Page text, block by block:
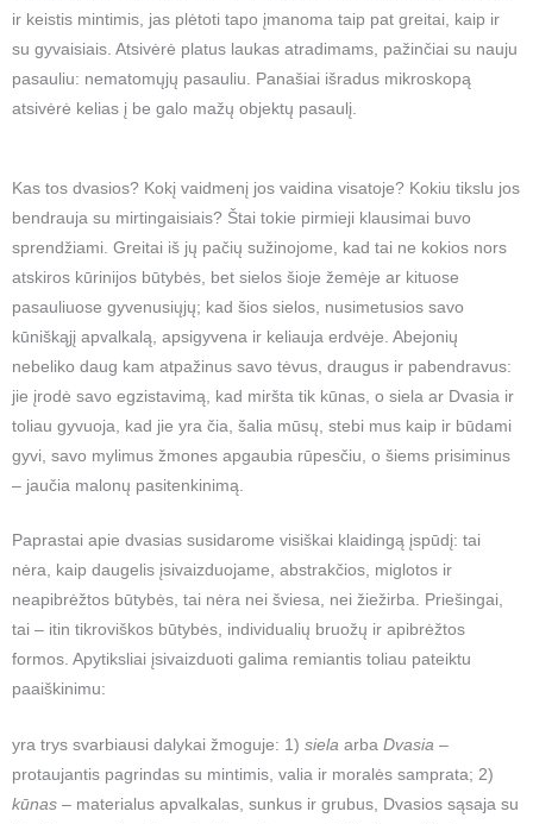
ir keistis mintimis, jas plėtoti tapo įmanoma taip pat greitai, kaip ir
su gyvaisiais. Atsivėrė platus laukas atradimams, pažinčiai su nauju
pasauliu: nematomųjų pasauliu. Panašiai išradus mikroskopą
atsivėrė kelias į be galo mažų objektų pasaulį.
Kas tos dvasios? Kokį vaidmenį jos vaidina visatoje? Kokiu tikslu jos
bendrauja su mirtingaisiais? Štai tokie pirmieji klausimai buvo
sprendžiami. Greitai iš jų pačių sužinojome, kad tai ne kokios nors
atskiros kūrinijos būtybės, bet sielos šioje žemėje ar kituose
pasauliuose gyvenusiųjų; kad šios sielos, nusimetusios savo
kūniškąjį apvalkalą, apsigyvena ir keliauja erdvėje. Abejonių
nebeliko daug kam atpažinus savo tėvus, draugus ir pabendravus:
jie įrodė savo egzistavimą, kad miršta tik kūnas, o siela ar Dvasia ir
toliau gyvuoja, kad jie yra čia, šalia mūsų, stebi mus kaip ir būdami
gyvi, savo mylimus žmones apgaubia rūpesčiu, o šiems prisiminus
– jaučia malonų pasitenkinimą.
Paprastai apie dvasias susidarome visiškai klaidingą įspūdį: tai
nėra, kaip daugelis įsivaizduojame, abstrakčios, miglotos ir
neapibrėžtos būtybės, tai nėra nei šviesa, nei žiežirba. Priešingai,
tai – itin tikroviškos būtybės, individualių bruožų ir apibrėžtos
formos. Apytiksliai įsivaizduoti galima remiantis toliau pateiktu
paaiškinimu:
yra trys svarbiausi dalykai žmoguje: 1) siela arba Dvasia –
protaujantis pagrindas su mintimis, valia ir moralės samprata; 2)
kūnas – materialus apvalkalas, sunkus ir grubus, Dvasios sąsaja su